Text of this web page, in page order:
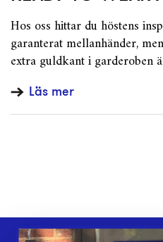
Hos oss hittar du höstens
garanterat mellanhänder,
extra guldkant i garderoben
Läs mer